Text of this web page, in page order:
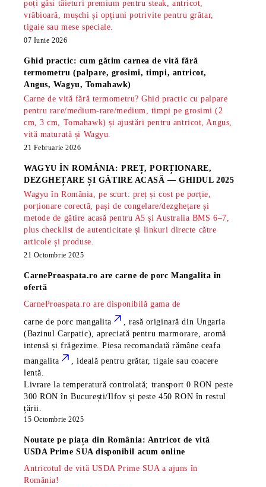
poți găsi tăieturi premium pentru steak, antricot,
vrăbioară, mușchi și opțiuni potrivite pentru grătar,
tigaie sau mese speciale.
07 Iunie 2026
Ghid practic: cum gătim carnea de vită fără
termometru (palpare, grosimi, timpi, antricot,
Angus, Wagyu, Tomahawk)
Carne de vită fără termometru? Ghid practic cu palpare
pentru rare/medium-rare/medium, timpi pe grosimi (2
cm, 3 cm, Tomahawk) și ajustări pentru antricot, Angus,
vită maturată și Wagyu.
21 Februarie 2026
WAGYU ÎN ROMÂNIA: PREȚ, PORȚIONARE,
DEZGHEȚARE ȘI GĂTIRE ACASĂ — GHIDUL 2025
Wagyu în România, pe scurt: preț și cost pe porție,
porționare corectă, pași de congelare/dezghețare și
metode de gătire acasă pentru A5 și Australia BMS 6–7,
plus checklist de autenticitate și linkuri directe către
articole și produse.
21 Octombrie 2025
CarneProaspata.ro arecarne de porc Mangalita în
ofertă
CarneProaspata.ro are disponibilă gama de
carne de porc mangalita
, rasă originară din Ungaria
(Bazinul Carpatic), apreciată pentru marmorare, aromă
intensă și frăgezime. Piesa recomandată rămâneceafa
mangalita
, ideală pentru grătar, tigaie sau coacere
lentă.
Livrare la temperatură controlată; transport 0 RON peste
300 RON în București/Ilfov și peste 450 RON în restul
țării.
15 Octombrie 2025
Noutate pe piața din România: Antricot de vită
USDA Prime SUA disponibil acum online
Antricotul de vită USDA Prime SUA a ajuns în
România!